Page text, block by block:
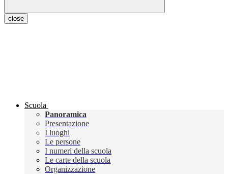
close
Scuola
Panoramica
Presentazione
I luoghi
Le persone
I numeri della scuola
Le carte della scuola
Organizzazione